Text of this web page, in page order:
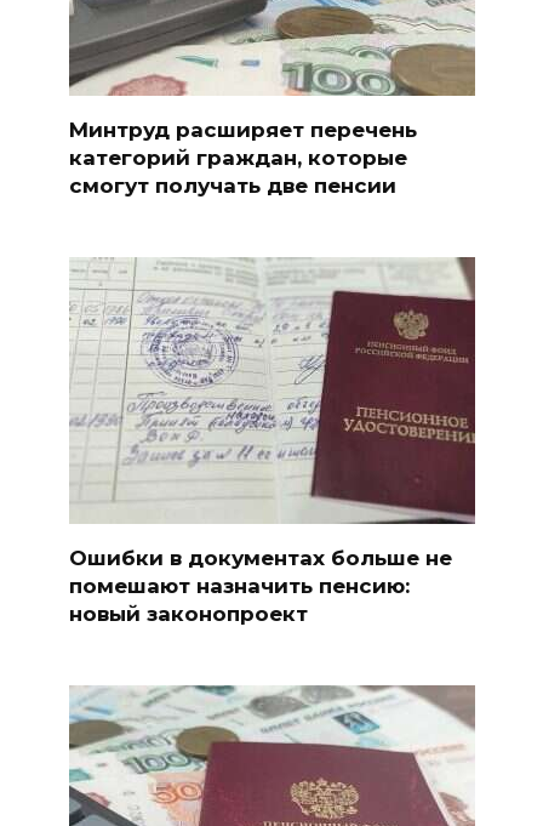
Минтруд расширяет перечень
категорий граждан, которые
смогут получать две пенсии
Ошибки в документах больше не
помешают назначить пенсию:
новый законопроект